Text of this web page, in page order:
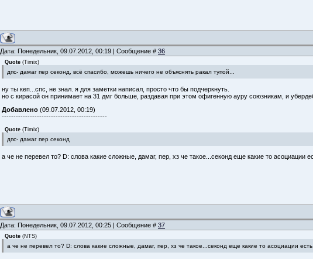
Дата: Понедельник, 09.07.2012, 00:19 | Сообщение # 36
Quote (Timix)
дпс- дамаг пер секонд, всё спасибо, можешь ничего не объяснять ракал тупой...
ну ты кеп...спс, не знал. я для заметки написал, просто что бы подчеркнуть.
но с кирасой он принимает на 31 дмг больше, раздавая при этом офигенную ауру союзникам, и
Добавлено (09.07.2012, 00:19)
---------------------------------------------
Quote (Timix)
дпс- дамаг пер секонд
а че не перевел то? D: слова какие сложные, дамаг, пер, хз че такое...секонд еще какие то асоциации
Дата: Понедельник, 09.07.2012, 00:25 | Сообщение # 37
Quote (NTS)
а че не перевел то? D: слова какие сложные, дамаг, пер, хз че такое...секонд еще какие то асоциации